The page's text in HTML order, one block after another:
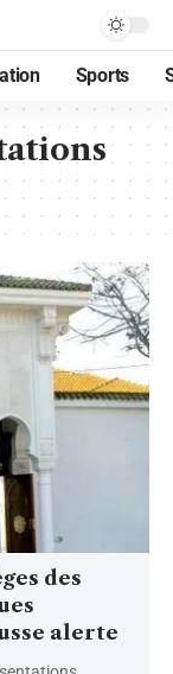
Sports
des
alerte